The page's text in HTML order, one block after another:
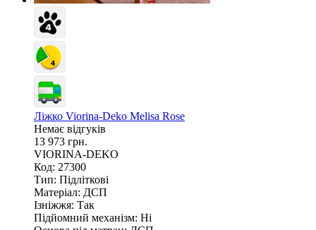
Ліжко Viorina-Deko Melisa Rose
Немає відгуків
13 973 грн.
VIORINA-DEKO
Код: 27300
Тип: Підліткові
Матеріал: ДСП
Ізніжжя: Так
Підйомний механізм: Ні